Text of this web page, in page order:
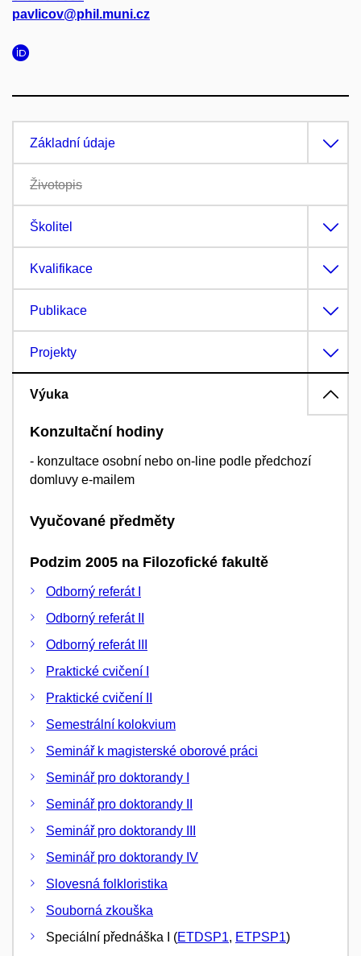
pavlicov@phil.muni.cz
Základní údaje
Životopis
Školitel
Kvalifikace
Publikace
Projekty
Výuka
Konzultační hodiny
- konzultace osobní nebo on-line podle předchozí
domluvy e-mailem
Vyučované předměty
Podzim 2005 na Filozofické fakultě
Odborný referát I
Odborný referát II
Odborný referát III
Praktické cvičení I
Praktické cvičení II
Semestrální kolokvium
Seminář k magisterské oborové práci
Seminář pro doktorandy I
Seminář pro doktorandy II
Seminář pro doktorandy III
Seminář pro doktorandy IV
Slovesná folkloristika
Souborná zkouška
Speciální přednáška I (ETDSP1, ETPSP1)